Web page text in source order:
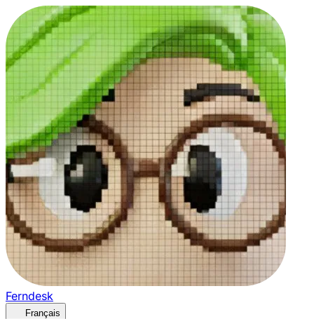
Ferndesk
Français